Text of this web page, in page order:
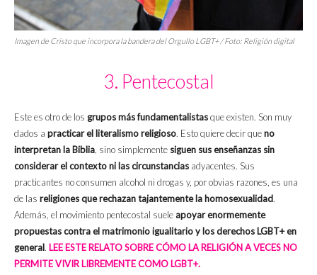
Imagen de Cristo que incorpora la bandera del Orgullo LGBT+ / Foto: Religión digital
3. Pentecostal
Este es otro de los grupos más fundamentalistasque existen. Son muy
dados a practicar el literalismo religioso. Esto quiere decir queno
interpretan la Biblia, sino simplemente siguen sus enseñanzas sin
considerar el contexto ni las circunstancias adyacentes. Sus
practicantes no consumen alcohol ni drogas y, por obvias razones, es una
de las religiones que rechazan tajantemente la homosexualidad.
Además, el movimiento pentecostal suele apoyar enormemente
propuestas contra el matrimonio igualitario y los derechos LGBT+ en
general. LEE ESTE RELATO SOBRE CÓMO LA RELIGIÓN A VECES NO
PERMITE VIVIR LIBREMENTE COMO LGBT+.